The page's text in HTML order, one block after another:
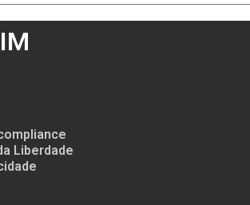
Liberdade